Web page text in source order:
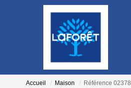
Accueil Maison Référence 02378